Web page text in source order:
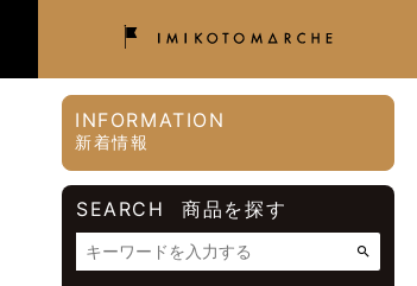
INFORMATION
新着情報
SEARCH 商品を探す